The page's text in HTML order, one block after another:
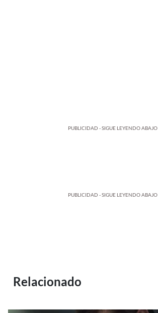
PUBLICIDAD - SIGUE LEYENDO ABAJO
PUBLICIDAD - SIGUE LEYENDO ABAJO
Relacionado